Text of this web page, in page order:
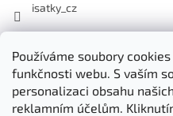
Používáme soubory
funkčnosti webu. S vaším
personalizaci obsahu
reklamním účelům.
isatky_cz
Odebírat newsletter
Vložte svůj e-mail a my vám
produktech na našem e-shopu.